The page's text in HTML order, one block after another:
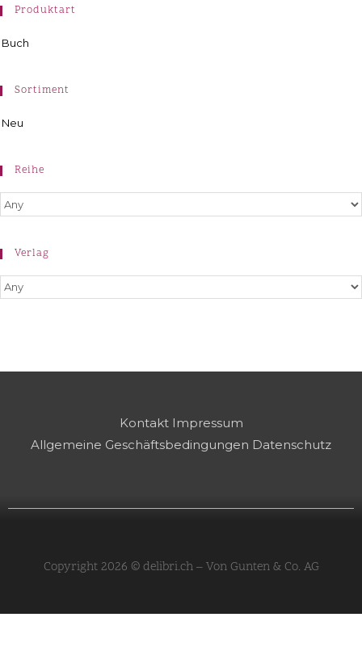
Produktart
Buch
Sortiment
Neu
Reihe
Verlag
Kontakt Impressum
Allgemeine Geschäftsbedingungen Datenschutz
Copyright 2026 © delibri.ch – Von Gunten & Co. AG